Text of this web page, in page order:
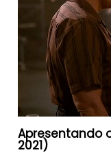
Apresentando
2021)